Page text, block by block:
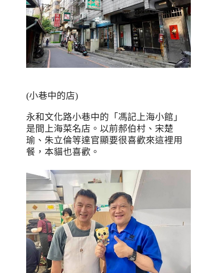
(小巷中的店)
永和文化路小巷中的「馮記上海小館」
是間上海菜名店。以前郝伯村、宋楚
瑜、朱立倫等達官顯要很喜歡來這裡用
餐，本貓也喜歡。